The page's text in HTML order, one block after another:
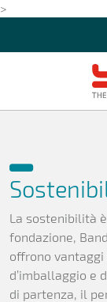
>
La sostenibilità
fondazione,
offrono
d’imballaggio e
di partenza, il